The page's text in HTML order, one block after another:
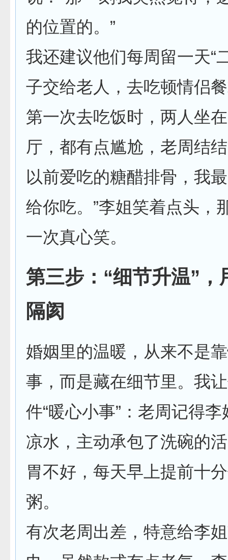
的位置的。”
我还建议他们每周留一天“
子交给老人，去吃顿情侣
第一次去吃饭时，两人坐
厅，都有点尴尬，老周结
以前爱吃的糖醋排骨，我
给你吃。”李姐笑着点头，
一次真心笑。
第三步：“细节升温”，
隔阂
婚姻里的温暖，从来不是
事，而是藏在细节里。我
件“暖心小事”：老周记得
凉水，主动承包了洗碗的
胃不好，每天早上提前十
粥。
有次老周出差，特意给李